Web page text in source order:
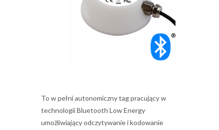
To w pełni autonomiczny tag pracujący w
technologii Bluetooth Low Energy
umożliwiający odczytywanie i kodowanie